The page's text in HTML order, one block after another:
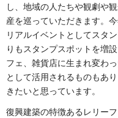
し、地域の人たちや観劇や
産を巡っていただきます。
リアルイベントとしてスタ
りもスタンプスポットを増
フェ、雑貨店に生まれ変わ
として活用されるものもあ
きたいと思っています。
復興建築の特徴あるレリー